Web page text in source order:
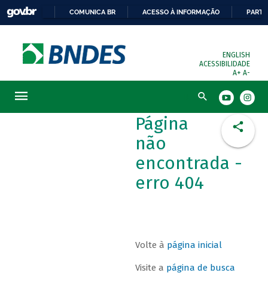
COMUNICA BR ACESSO À INFORMAÇÃO
ENGLISH
ACESSIBILIDADE
A+ A-
Busca
Página
não
encontrada -
erro 404
Volte à página inicial
Visite a página de busca